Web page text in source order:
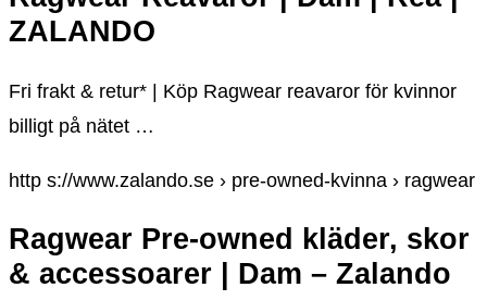
ZALANDO
Fri frakt & retur* | Köp Ragwear reavaror för kvinnor
billigt på nätet …
http s://www.zalando.se › pre-owned-kvinna › ragwear
Ragwear Pre-owned kläder, skor
& accessoarer | Dam – Zalando